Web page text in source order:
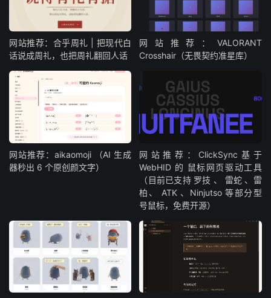
网站推荐：合乎周礼 | 把现代白
话说成周礼，也把周礼翻回人话
网站推荐：VALORANT
Crosshair（无畏契约准星库）
网站推荐：aikaomoji （AI 生成
器秒出 6 个原创颜文字）
网站推荐：ClickSync基于
WebHID 的 鼠标网页驱动工具
（目前已支持 罗技 、 雷蛇 、雷
柏、 ATK 、Ninjutso 等部分型
号鼠标，免费开源）